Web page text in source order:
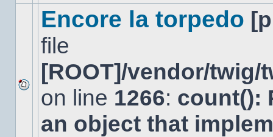
Aucun
nouveau
message
non-
Encore la torpedo
file
[ROOT]/vendor/
on line 1266: count():
an object that